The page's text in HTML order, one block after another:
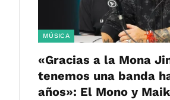
MÚSICA
«Gracias a la Mona
tenemos una banda
años»: El Mono y